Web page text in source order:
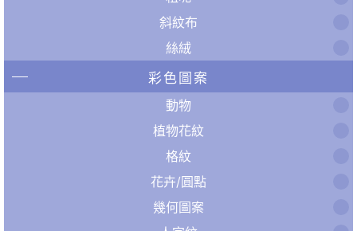
斜紋布
絲絨
彩色圖案
動物
植物花紋
格紋
花卉/圓點
幾何圖案